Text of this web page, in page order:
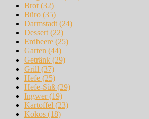
Brot (32)
Büro (35)
Darmstadt (24)
Dessert (22)
Erdbeere (25)
Garten (44)
Getränk (29)
Grill (37)
Hefe (25)
Hefe-Süß (29)
Ingwer(19)
Kartoffel (23)
Kokos (18)